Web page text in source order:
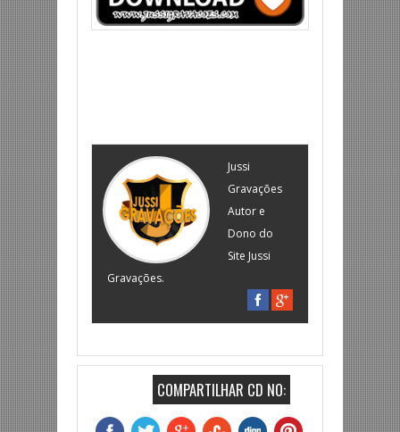
Jussi
Gravações
Autor e
Dono do
Site Jussi
Gravações.
COMPARTILHAR CD NO: